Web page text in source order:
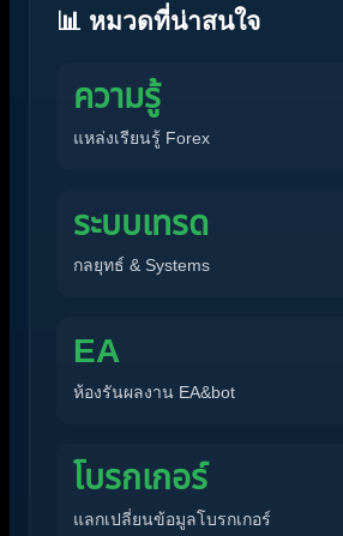
📊 หมวดที่น่าสนใจ
ความรู้
แหล่งเรียนรู้ Forex
ระบบเทรด
กลยุทธ์ & Systems
EA
ห้องรันผลงาน EA&bot
โบรกเกอร์
แลกเปลี่ยนข้อมูลโบรกเกอร์